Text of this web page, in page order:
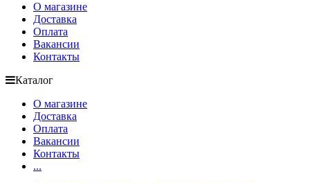
О магазине
Доставка
Оплата
Вакансии
Контакты
Каталог
О магазине
Доставка
Оплата
Вакансии
Контакты
...